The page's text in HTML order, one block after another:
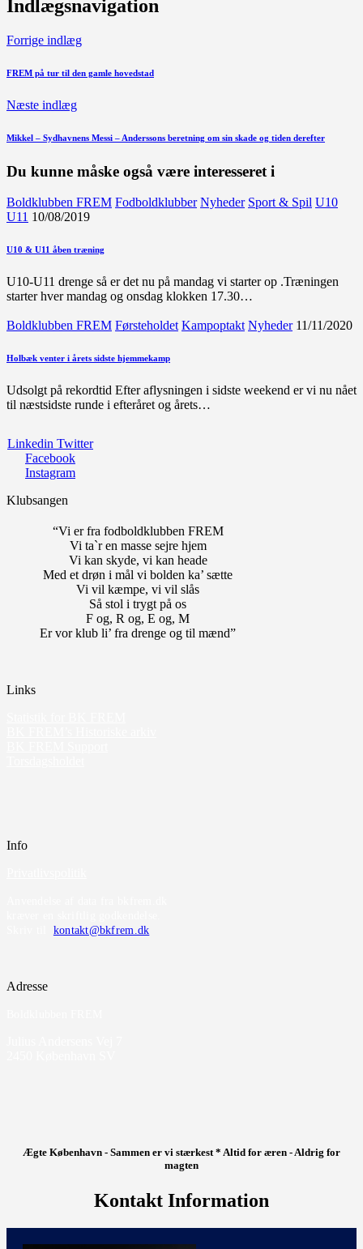
Indlægsnavigation
Forrige indlæg
FREM på tur til den gamle hovedstad
Næste indlæg
Mikkel – Sydhavnens Messi – Anderssons beretning om sin skade og tiden derefter
Du kunne måske også være interesseret i
Boldklubben FREM Fodboldklubber Nyheder Sport & Spil U10
U11 10/08/2019
U10 & U11 åben træning
U10-U11 drenge så er det nu på mandag vi starter op .Træningen
starter hver mandag og onsdag klokken 17.30…
Boldklubben FREM Førsteholdet Kampoptakt Nyheder 11/11/2020
Holbæk venter i årets sidste hjemmekamp
Udsolgt på rekordtid Efter aflysningen i sidste weekend er vi nu nået
til næstsidste runde i efteråret og årets…
Linkedin Twitter
Facebook
Instagram
Klubsangen
“Vi er fra fodboldklubben FREM
Vi ta`r en masse sejre hjem
Vi kan skyde, vi kan heade
Med et drøn i mål vi bolden ka’ sætte
Vi vil kæmpe, vi vil slås
Så stol i trygt på os
F og, R og, E og, M
Er vor klub li’ fra drenge og til mænd”
Links
Info
kontakt@bkfrem.dk
Adresse
Ægte København - Sammen er vi stærkest * Altid for æren - Aldrig for
magten
Kontakt Information